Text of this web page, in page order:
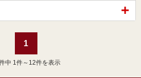
1
中 1件～12件を表示